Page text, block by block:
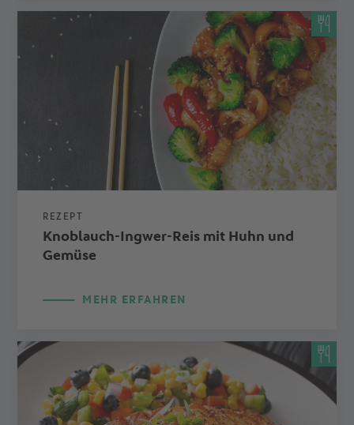
REZEPT
Knoblauch-Ingwer-Reis mit Huhn und
Gemüse
MEHR ERFAHREN